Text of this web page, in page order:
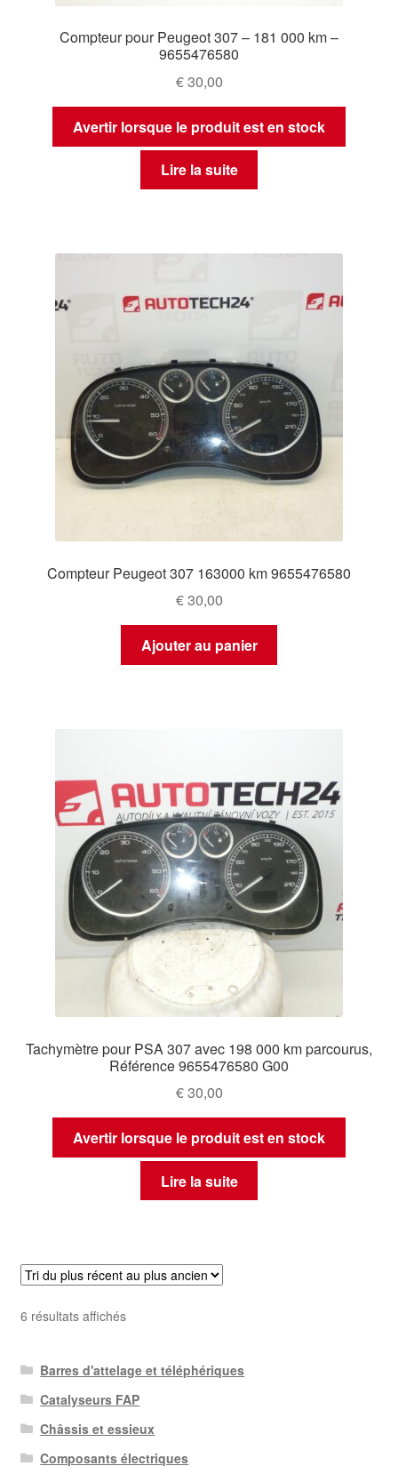
Compteur pour Peugeot 307 – 181 000 km –
9655476580
€30,00
Avertir lorsque le produit est en stock
Lire la suite
Compteur Peugeot 307 163000 km 9655476580
€30,00
Ajouter au panier
Tachymètre pour PSA 307 avec 198 000 km parcourus,
Référence 9655476580 G00
€30,00
Avertir lorsque le produit est en stock
Lire la suite
6 résultats affichésTrié
récent
au
plus
ancien
Barres d'attelage et téléphériques
Catalyseurs FAP
Châssis et essieux
Composants électriques